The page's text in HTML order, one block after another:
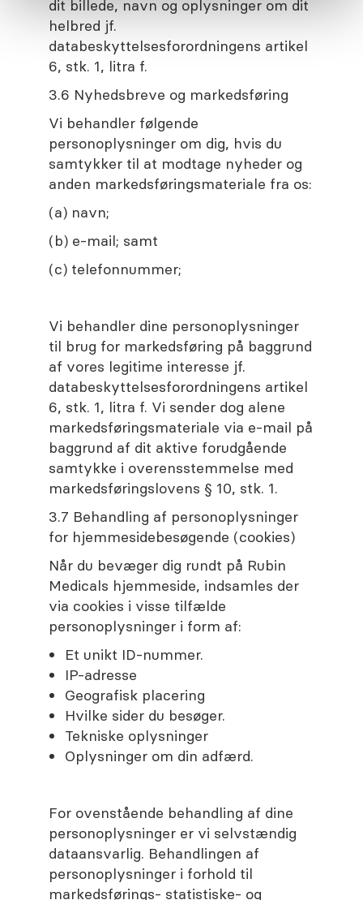
dit billede, navn og oplysninger om dit
helbred jf.
databeskyttelsesforordningens artikel
6, stk. 1, litra f.
3.6 Nyhedsbreve og markedsføring
Vi behandler følgende
personoplysninger om dig, hvis du
samtykker til at modtage nyheder og
anden markedsføringsmateriale fra os:
(a) navn;
(b) e-mail; samt
(c) telefonnummer;
Vi behandler dine personoplysninger
til brug for markedsføring på baggrund
af vores legitime interesse jf.
databeskyttelsesforordningens artikel
6, stk. 1, litra f. Vi sender dog alene
markedsføringsmateriale via e-mail på
baggrund af dit aktive forudgående
samtykke i overensstemmelse med
markedsføringslovens § 10, stk. 1.
3.7 Behandling af personoplysninger
for hjemmesidebesøgende (cookies)
Når du bevæger dig rundt på Rubin
Medicals hjemmeside, indsamles der
via cookies i visse tilfælde
personoplysninger i form af:
Et unikt ID-nummer.
IP-adresse
Geografisk placering
Hvilke sider du besøger.
Tekniske oplysninger
Oplysninger om din adfærd.
For ovenstående behandling af dine
personoplysninger er vi selvstændig
dataansvarlig. Behandlingen af
personoplysninger i forhold til
markedsførings- statistiske- og